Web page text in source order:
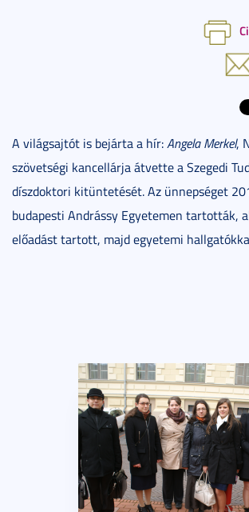
A világsajtót is bejárta a hír:Angela Merkel,
szövetségi kancellárja átvette a Szegedi
díszdoktori kitüntetését. Az ünnepséget
budapesti Andrássy Egyetemen tartották,
előadást tartott, majd egyetemi